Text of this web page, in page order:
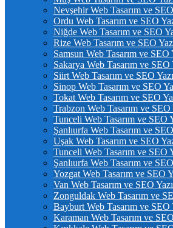
Nevşehir Web Tasarım ve SEO
Ordu Web Tasarım ve SEO
Niğde Web Tasarım ve SEO
Rize Web Tasarım ve SEO
Samsun Web Tasarım ve SEO
Sakarya Web Tasarım ve SEO
Siirt Web Tasarım ve SEO
Sinop Web Tasarım ve SEO
Tokat Web Tasarım ve SEO
Trabzon Web Tasarım ve SEO
Tunceli Web Tasarım ve SEO
Şanlıurfa Web Tasarım ve
Uşak Web Tasarım ve SEO
Tunceli Web Tasarım ve SEO
Şanlıurfa Web Tasarım ve
Yozgat Web Tasarım ve SEO
Van Web Tasarım ve SEO
Zonguldak Web Tasarım ve
Bayburt Web Tasarım ve SEO
Karaman Web Tasarım ve